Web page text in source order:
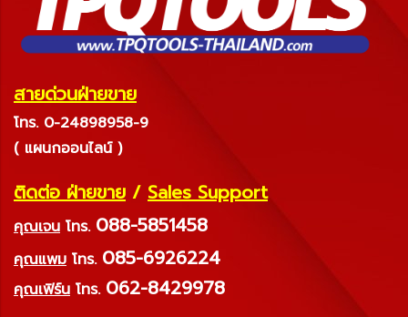
สายด่วนฝ่ายขาย
โทร. 0-24898958-9
( แผนกออนไลน์ )
ติดต่อ ฝ่ายขาย / Sales Support
คุณเจน โทร. 088-5851458
คุณแพม โทร. 085-6926224
คุณเฟิร์น โทร. 062-8429978